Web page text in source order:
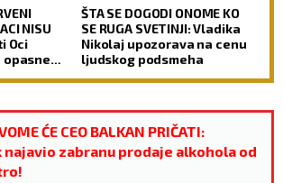
NISU
Oci
opasne
ŠTA SE DOGODI ONOME KO
SE RUGA SVETINJI: Vladika
Nikolaj upozorava na cenu
ljudskog podsmeha
ĆE CEO BALKAN PRIČATI:
najavio zabranu prodaje alkohola od